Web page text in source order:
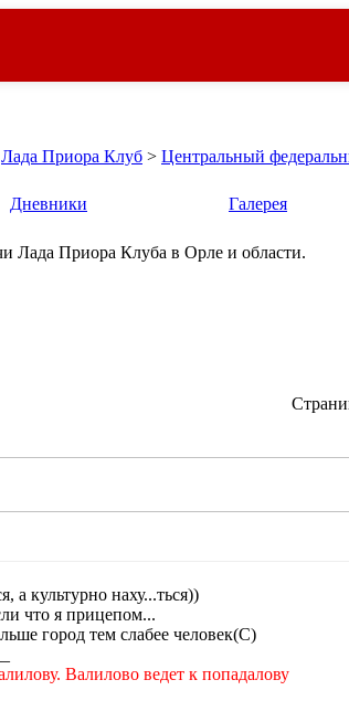
Лада Приора Клуб > Центральный
Дневники Галерея
Лада Приора Клуба в Орле и области.
а культурно наху...ться))
что я прицепом...
город тем слабее человек(С)
Валилово ведет к попадалову